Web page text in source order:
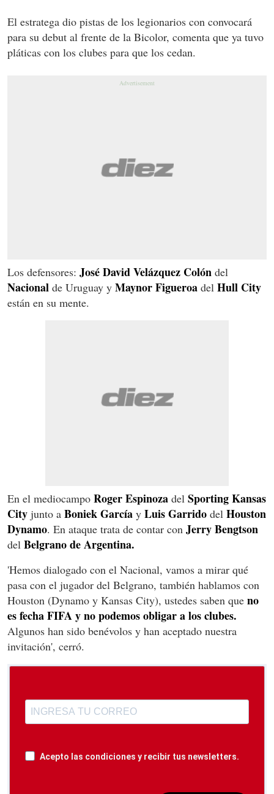
El estratega dio pistas de los legionarios con convocará
para su debut al frente de la Bicolor, comenta que ya tuvo
pláticas con los clubes para que los cedan.
Los defensores: José David Velázquez Colón del
Nacional de Uruguay y Maynor Figueroa del Hull City
están en su mente.
En el mediocampo Roger Espinoza del Sporting Kansas
City junto a Boniek García y Luis Garrido del Houston
Dynamo. En ataque trata de contar con Jerry Bengtson
del Belgrano de Argentina.
'Hemos dialogado con el Nacional, vamos a mirar qué
pasa con el jugador del Belgrano, también hablamos con
Houston (Dynamo y Kansas City), ustedes saben que no
es fecha FIFA y no podemos obligar a los clubes.
Algunos han sido benévolos y han aceptado nuestra
invitación', cerró.
Acepto las condiciones y recibir tus newsletters.